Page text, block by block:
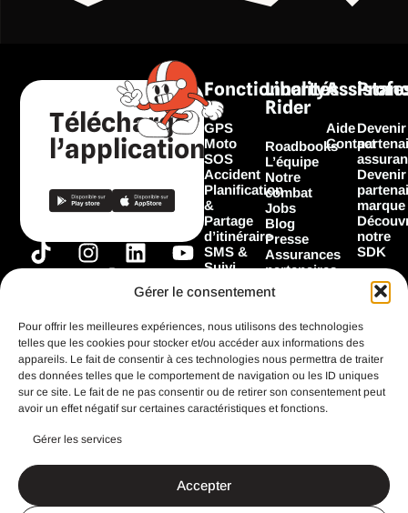
Gérer le consentement
Pour offrir les meilleures expériences, nous utilisons des technologies
telles que les cookies pour stocker et/ou accéder aux informations des
appareils. Le fait de consentir à ces technologies nous permettra de traiter
des données telles que le comportement de navigation ou les ID uniques
sur ce site. Le fait de ne pas consentir ou de retirer son consentement peut
avoir un effet négatif sur certaines caractéristiques et fonctions.
Gérer les services
Accepter
Télécharger
l’application
T
i
o
k
I
n
a
g
r
a
L
i
n
e
d
i
n
Y
o
u
u
b
e
a
b
o
o
k
Fonctionnalités
GPS
Moto
SOS
Accident
Planification
&
Partage
d’itinéraire
SMS &
Suivi
Les
Toutes les
fonctionnalités
Liberty
Rider
Roadbooks
L’équipe
Notre
combat
Jobs
Blog
Presse
Assurances
partenaires
Marques
partenaires
Aide
Contact
Devenir
Devenir
marque
notre
SDK
CGU
Mentions légales
Politique de confidentialité
Search Search Button